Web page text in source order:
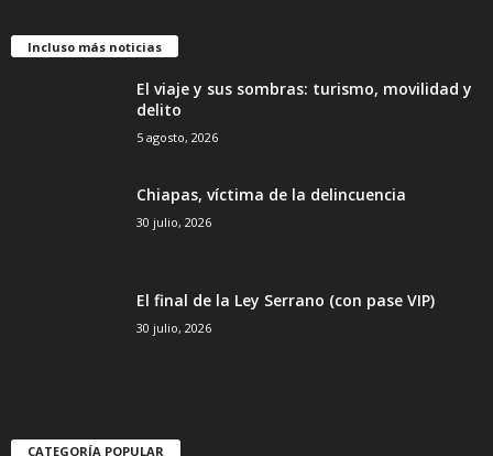
Incluso más noticias
El viaje y sus sombras: turismo, movilidad y
delito
5 agosto, 2026
Chiapas, víctima de la delincuencia
30 julio, 2026
El final de la Ley Serrano (con pase VIP)
30 julio, 2026
CATEGORÍA POPULAR